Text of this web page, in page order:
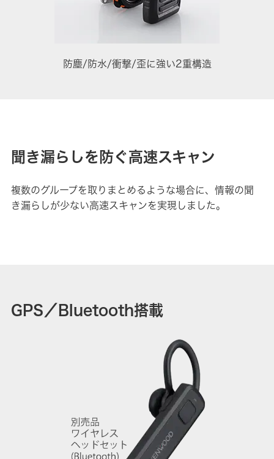
防塵/防水/衝撃/歪に強い2重構造
聞き漏らしを防ぐ高速スキャン
複数のグループを取りまとめるような場合に、情報の聞
き漏らしが少ない高速スキャンを実現しました。
GPS／Bluetooth搭載